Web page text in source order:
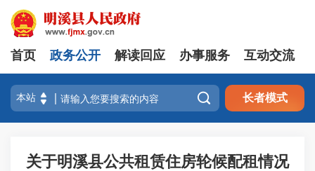
首页 政务公开 解读回应 办事服务 互动交流
 长者模式
关于明溪县公共租赁住房轮候配租情况